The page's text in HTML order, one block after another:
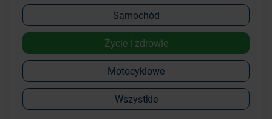
Samochód
Życie i zdrowie
Motocyklowe
Wszystkie